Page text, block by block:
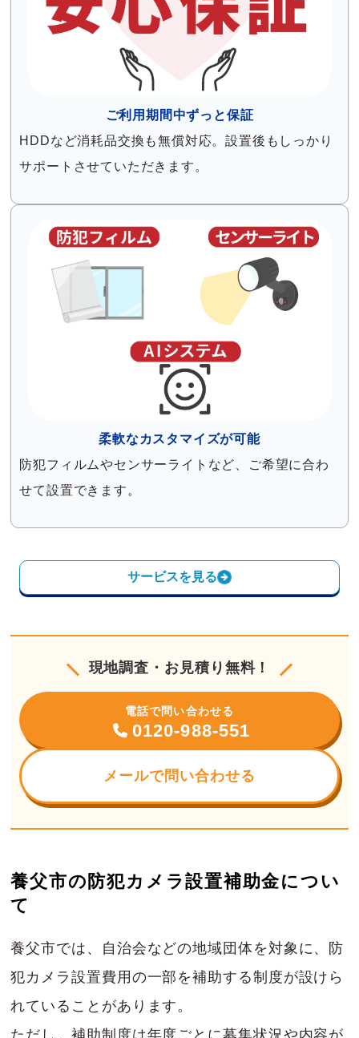
ご利用期間中ずっと保証
HDDなど消耗品交換も無償対応。設置後もしっかり
サポートさせていただきます。
柔軟なカスタマイズが可能
防犯フィルムやセンサーライトなど、ご希望に合わ
せて設置できます。
サービスを見る
現地調査・お見積り無料！
電話で問い合わせる
0120-988-551
メールで問い合わせる
養父市の防犯カメラ設置補助金につい
て
養父市では、自治会などの地域団体を対象に、防
犯カメラ設置費用の一部を補助する制度が設けら
れていることがあります。
ただし、補助制度は年度ごとに募集状況や内容が